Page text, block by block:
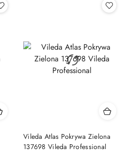
obniżką
Vileda Atlas Pokrywa Zielona
137698 Vileda Professional